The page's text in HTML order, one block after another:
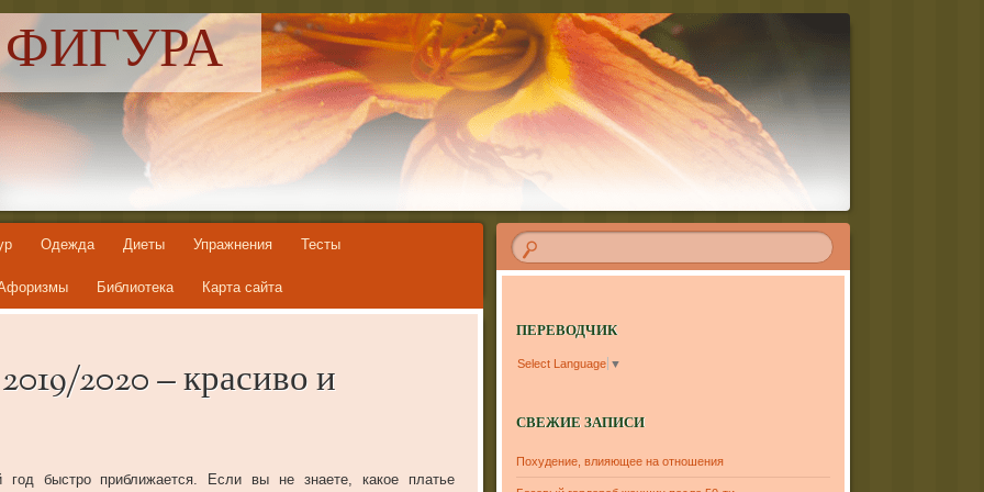
Одежда Диеты Упражнения Тесты
Библиотека Карта сайта
2020 – красиво и
год быстро приближается. Если вы не знаете, какое платье
ПЕРЕВОДЧИК
Select Language ▼
СВЕЖИЕ ЗАПИСИ
Похудение, влияющее на отношения